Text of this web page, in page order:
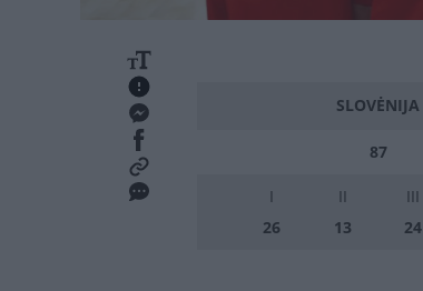
SLOVĖNIJA
87
I II III
26
13 24